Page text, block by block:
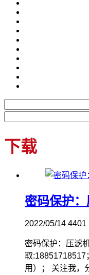
下载
密码保护
2022/05/14 4401
密码保护：压滤
取:18851718517
用）； 关注我，